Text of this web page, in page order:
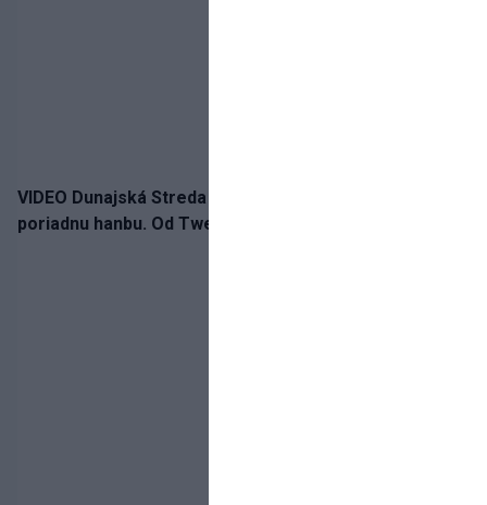
VIDEO Dunajská Streda si narobila v Holandsku
poriadnu hanbu. Od Twente inkasovala poltucet